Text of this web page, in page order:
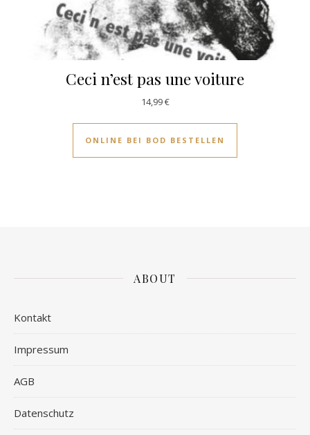
Ceci n’est pas une voiture
14,99€
ONLINE BEI BOD BESTELLEN
ABOUT
Kontakt
Impressum
AGB
Datenschutz